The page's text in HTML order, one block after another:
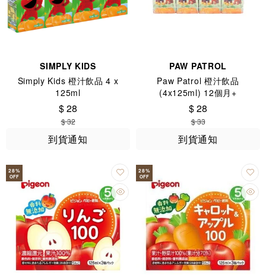
SIMPLY KIDS
Simply Kids 橙汁飲品 4 x
125ml
$ 28
$ 32
到貨通知
PAW PATROL
Paw Patrol 橙汁飲品
(4x125ml) 12個月+
$ 28
$ 33
到貨通知
28%
OFF
28%
OFF